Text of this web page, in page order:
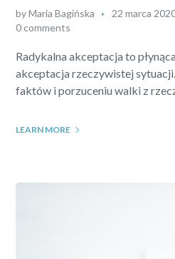
byMaria Bagińska 22 marca
0 comments
Radykalna akceptacja to
akceptacja rzeczywistej
faktów i porzuceniu walki z
LEARN MORE